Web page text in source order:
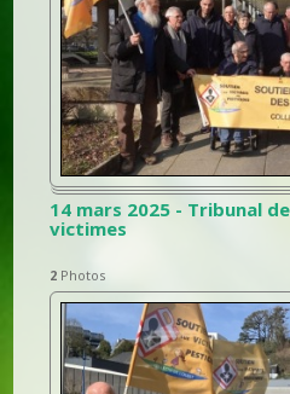
14 mars 2025 - Tribunal
victimes
2 Photos